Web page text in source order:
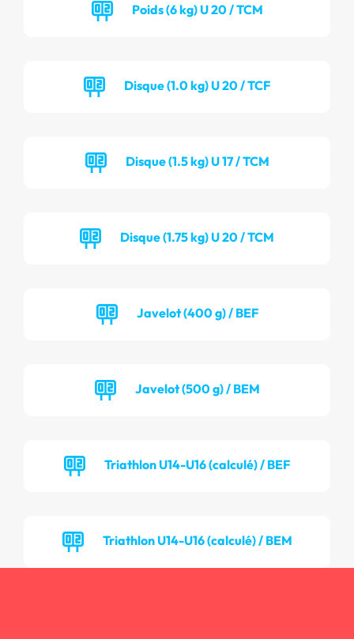
Poids (6 kg) U 20 / TCM
Disque (1.0 kg) U 20 / TCF
Disque (1.5 kg) U 17 / TCM
Disque (1.75 kg) U 20 / TCM
Javelot (400 g) / BEF
Javelot (500 g) / BEM
Triathlon U14-U16 (calculé) / BEF
Triathlon U14-U16 (calculé) / BEM